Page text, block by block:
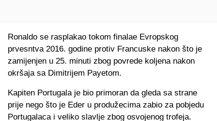
Ronaldo se rasplakao tokom finalae Evropskog
prvesntva 2016. godine protiv Francuske nakon što je
zamijenjen u 25. minuti zbog povrede koljena nakon
okršaja sa Dimitrijem Payetom.
Kapiten Portugala je bio primoran da gleda sa strane
prije nego što je Eder u produžecima zabio za pobjedu
Portugalaca i veliko slavlje zbog osvojenog trofeja.